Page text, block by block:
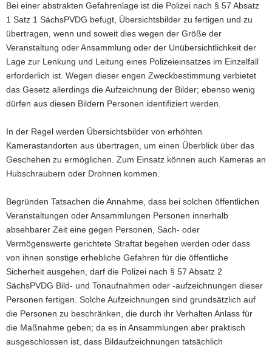
Bei einer abstrakten Gefahrenlage ist die Polizei nach § 57 Absatz
1 Satz 1 SächsPVDG befugt, Übersichtsbilder zu fertigen und zu
übertragen, wenn und soweit dies wegen der Größe der
Veranstaltung oder Ansammlung oder der Unübersichtlichkeit der
Lage zur Lenkung und Leitung eines Polizeieinsatzes im Einzelfall
erforderlich ist. Wegen dieser engen Zweckbestimmung verbietet
das Gesetz allerdings die Aufzeichnung der Bilder; ebenso wenig
dürfen aus diesen Bildern Personen identifiziert werden.
In der Regel werden Übersichtsbilder von erhöhten
Kamerastandorten aus übertragen, um einen Überblick über das
Geschehen zu ermöglichen. Zum Einsatz können auch Kameras an
Hubschraubern oder Drohnen kommen.
Begründen Tatsachen die Annahme, dass bei solchen öffentlichen
Veranstaltungen oder Ansammlungen Personen innerhalb
absehbarer Zeit eine gegen Personen, Sach- oder
Vermögenswerte gerichtete Straftat begehen werden oder dass
von ihnen sonstige erhebliche Gefahren für die öffentliche
Sicherheit ausgehen, darf die Polizei nach § 57 Absatz 2
SächsPVDG Bild- und Tonaufnahmen oder -aufzeichnungen dieser
Personen fertigen. Solche Aufzeichnungen sind grundsätzlich auf
die Personen zu beschränken, die durch ihr Verhalten Anlass für
die Maßnahme geben; da es in Ansammlungen aber praktisch
ausgeschlossen ist, dass Bildaufzeichnungen tatsächlich